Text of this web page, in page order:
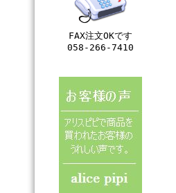
FAX注文OKです
058-266-7410